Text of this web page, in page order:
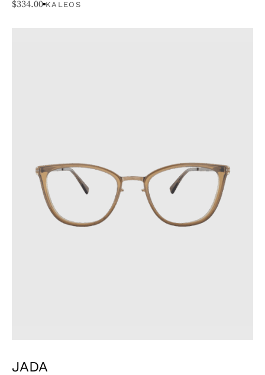
$334.00 KALEOS
JADA